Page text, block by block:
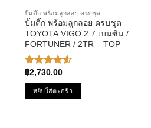
ปั๊มติ๊ก พร้อมลูกลอย ครบชุด
ปั๊มติ๊ก พร้อมลูกลอย ครบชุด
TOYOTA VIGO 2.7 เบนซิน /
FORTUNER / 2TR – TOP
PERFORMANCE JAPAN –
TPFT-991 – ปั้มติ๊ก วีโก้
ให้คะแนน
4.50
ตั้งแต่ 1-5
คะแนน
฿2,730.00
หยิบใส่ตะกร้า